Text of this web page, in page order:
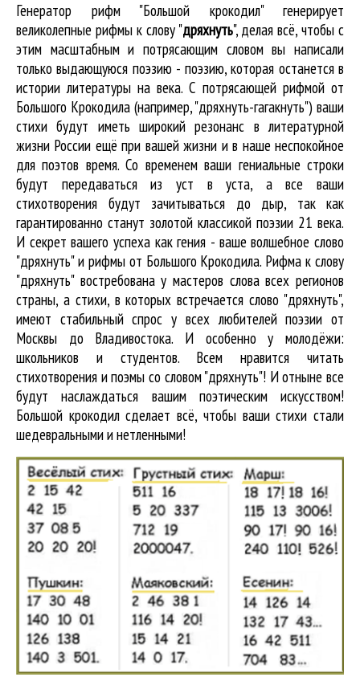
Генератор рифм "Большой крокодил" генерирует
великолепные рифмы к слову "дряхнуть", делая всё, чтобы с
этим масштабным и потрясающим словом вы написали
только выдающуюся поэзию - поэзию, которая останется в
истории литературы на века. С потрясающей рифмой от
Большого Крокодила (например, "дряхнуть-гагакнуть") ваши
стихи будут иметь широкий резонанс в литературной
жизни России ещё при вашей жизни и в наше неспокойное
для поэтов время. Со временем ваши гениальные строки
будут передаваться из уст в уста, а все ваши
стихотворения будут зачитываться до дыр, так как
гарантированно станут золотой классикой поэзии 21 века.
И секрет вашего успеха как гения - ваше волшебное слово
"дряхнуть" и рифмы от Большого Крокодила. Рифма к слову
"дряхнуть" востребована у мастеров слова всех регионов
страны, а стихи, в которых встречаетсяслово "дряхнуть",
имеют стабильный спрос у всех любителей поэзии от
Москвы до Владивостока. И особенно у молодёжи:
школьников и студентов. Всем нравится читать
стихотворения и поэмы со словом "дряхнуть"! И отныне все
будут наслаждаться вашим поэтическим искусством!
Большой крокодил cделает всё, чтобы ваши стихи стали
шедевральными и нетленными!